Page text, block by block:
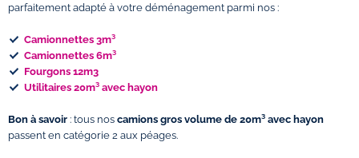
parfaitement adapté à votre déménagement parmi nos :
Camionnettes 3m³
Camionnettes 6m³
Fourgons 12m3
Utilitaires 20m³ avec hayon
Bon à savoir : tous nos camions gros volume de 20m³ avec hayon
passent en catégorie 2 aux péages.